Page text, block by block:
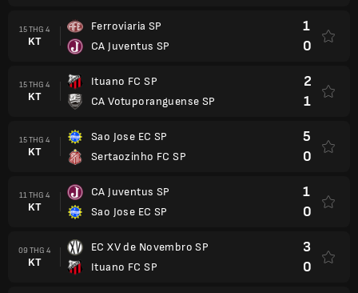
15 THG 4
KT
Ferroviaria SP
CA Juventus SP
1
0
15 THG 4
KT
Ituano FC SP
CA Votuporanguense SP
2
1
15 THG 4
KT
Sao Jose EC SP
Sertaozinho FC SP
5
0
11 THG 4
KT
CA Juventus SP
Sao Jose EC SP
1
0
09 THG 4
KT
EC XV de Novembro SP
Ituano FC SP
3
0